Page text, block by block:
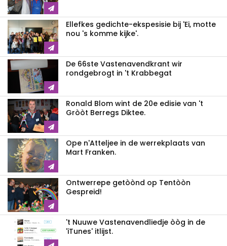
Ellefkes gedichte-ekspesisie bij 'Ei, motte
nou 's komme kijke'.
De 66ste Vastenavendkrant wir
rondgebrogt in 't Krabbegat
Ronald Blom wint de 20e edisie van 't
Gròòt Berregs Diktee.
Ope n'Atteljee in de werrekplaats van
Mart Franken.
Ontwerrepe getòònd op Tentòòn
Gespreid!
't Nuuwe Vastenavendliedje òòg in de
'iTunes' itlijst.